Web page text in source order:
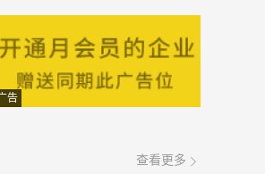
告
查看更多